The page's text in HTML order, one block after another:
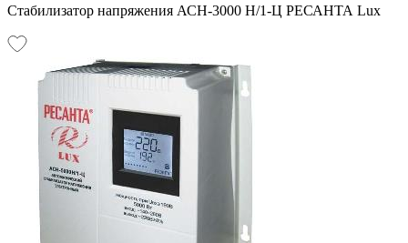
Стабилизатор напряжения АСН-3000 Н/1-Ц РЕСАНТА Lux